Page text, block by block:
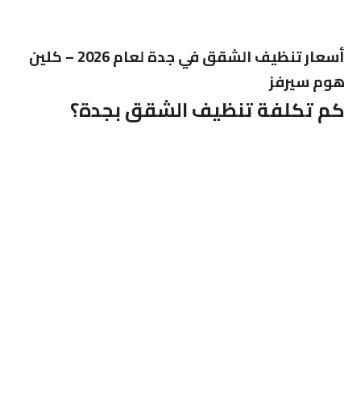
أسعار تنظيف الشقق في جدة لعام 2026 – كلين
هوم سيرفز
كم تكلفة تنظيف الشقق بجدة؟